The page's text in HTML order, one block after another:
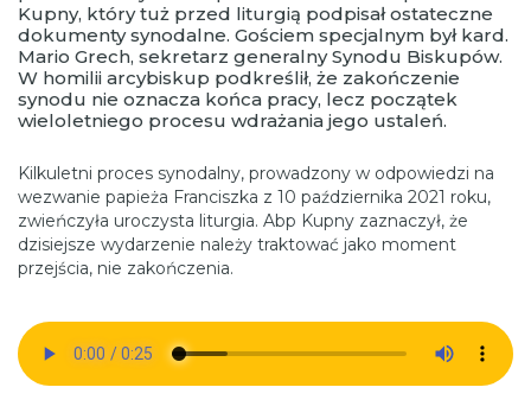
Kupny, który tuż przed liturgią podpisał ostateczne
dokumenty synodalne. Gościem specjalnym był kard.
Mario Grech, sekretarz generalny Synodu Biskupów.
W homilii arcybiskup podkreślił, że zakończenie
synodu nie oznacza końca pracy, lecz początek
wieloletniego procesu wdrażania jego ustaleń.
Kilkuletni proces synodalny, prowadzony w odpowiedzi na
wezwanie papieża Franciszka z 10 października 2021 roku,
zwieńczyła uroczysta liturgia. Abp Kupny zaznaczył, że
dzisiejsze wydarzenie należy traktować jako moment
przejścia, nie zakończenia.